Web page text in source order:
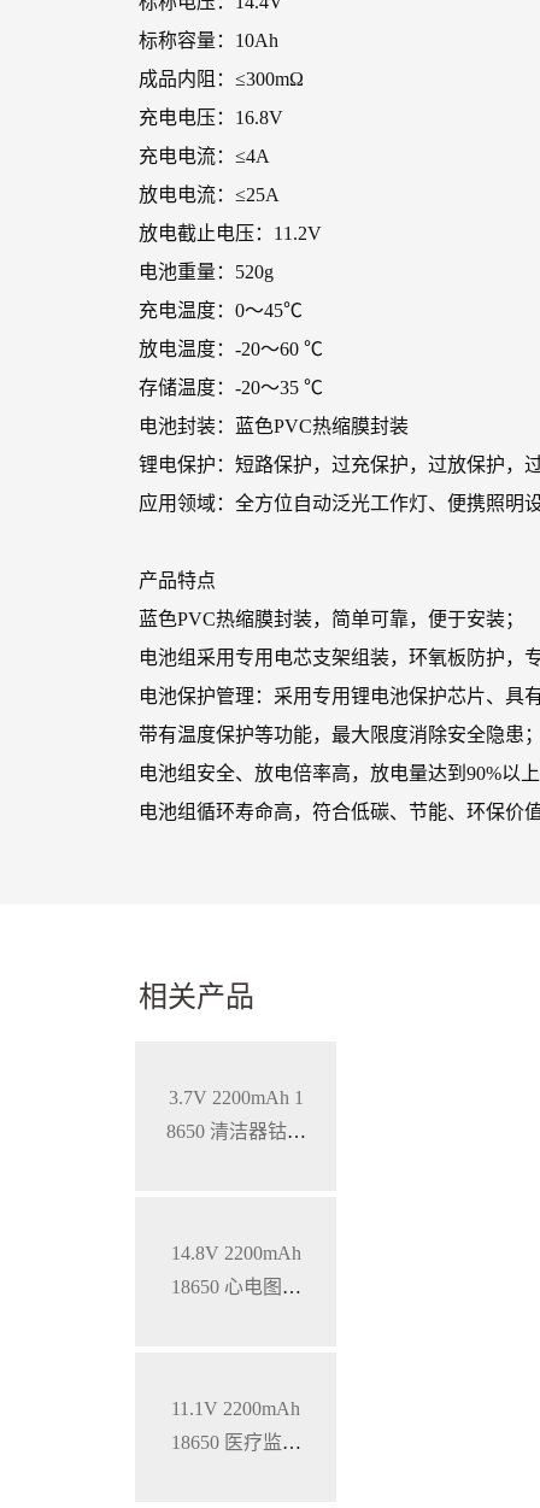
标称容量：10Ah
成品内阻：≤300mΩ
充电电压：16.8V
充电电流：≤4A
放电电流：≤25A
放电截止电压：11.2V
电池重量：520g
充电温度：0～45℃
放电温度：-20～60 ℃
存储温度：-20～35 ℃
电池封装：蓝色PVC热缩膜封装
锂电保护：短路保护，过充保护，过放保护，
应用领域：全方位自动泛光工作灯、便携照明
产品特点
蓝色PVC热缩膜封装，简单可靠，便于安装；
电池组采用专用电芯支架组装，环氧板防护，
电池保护管理：采用专用锂电池保护芯片、具
带有温度保护等功能，最大限度消除安全隐患
电池组安全、放电倍率高，放电量达到90%以
电池组循环寿命高，符合低碳、节能、环保价
相关产品
3.7V 2200mAh 1
8650 清洁器钴酸
14.8V 2200mAh
18650 心电图机
11.1V 2200mAh
18650 医疗监护